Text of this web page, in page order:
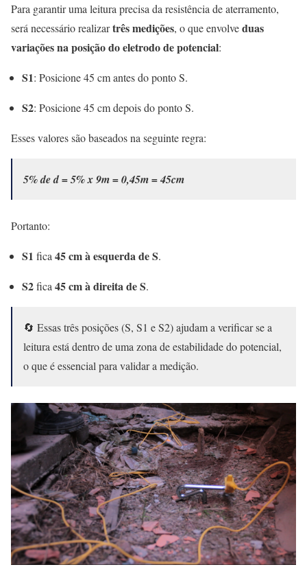
Para garantir uma leitura precisa da resistência de aterramento,
será necessário realizartrês medições, o que envolveduas
variações na posição do eletrodo de potencial:
S1: Posicione 45 cm antes do ponto S.
S2: Posicione 45 cm depois do ponto S.
Esses valores são baseados na seguinte regra:
5% de d = 5% x 9m = 0,45m = 45cm
Portanto:
S1 fica 45 cm à esquerda de S.
S2fica 45 cm à direita de S.
🔄 Essas três posições (S, S1 e S2) ajudam a verificar se a
leitura está dentro de uma zona de estabilidade do potencial,
o que é essencial para validar a medição.